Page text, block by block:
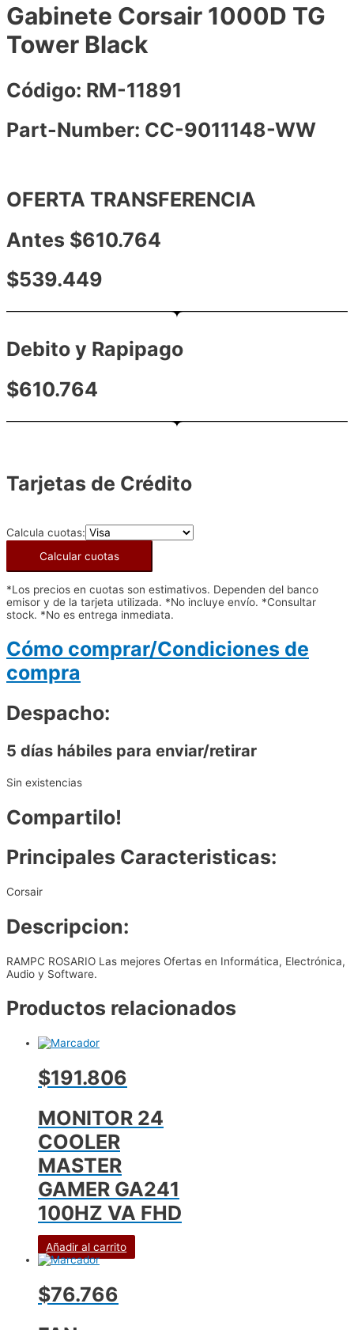
Gabinete Corsair 1000D TG
Tower Black
Código: RM-11891
Part-Number: CC-9011148-WW
OFERTA TRANSFERENCIA
Antes $610.764
$539.449
Debito y Rapipago
$610.764
Tarjetas de Crédito
Calcula cuotas:
Calcular cuotas
*Los precios en cuotas son estimativos. Dependen del banco
emisor y de la tarjeta utilizada. *No incluye envío. *Consultar
stock. *No es entrega inmediata.
Cómo comprar/Condiciones de
compra
Despacho:
5 días hábiles para enviar/retirar
Sin existencias
Compartilo!
Principales Caracteristicas:
Corsair
Descripcion:
RAMPC ROSARIO Las mejores Ofertas en Informática, Electrónica,
Audio y Software.
Productos relacionados
$191.806
MONITOR 24
COOLER
MASTER
GAMER GA241
100HZ VA FHD
Añadir al carrito
$76.766